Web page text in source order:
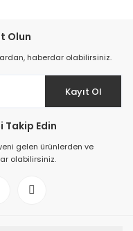
Olun
haberdar olabilirsiniz.
Kayıt Ol
Takip Edin
gelen ürünlerden ve
olabilirsiniz.